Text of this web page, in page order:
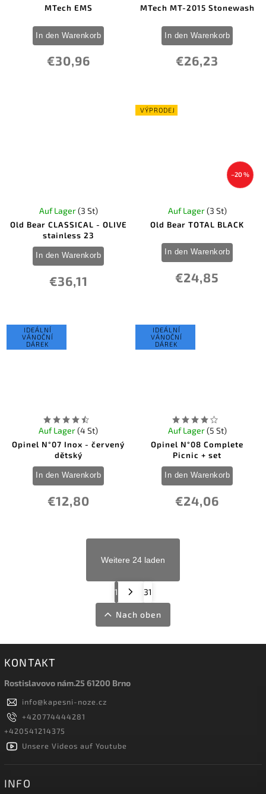
MTech EMS
€30,96
In den Warenkorb
MTech MT-2015 Stonewash
€26,23
In den Warenkorb
Old Bear CLASSICAL - OLIVE
stainless 23
Auf Lager(3 St)
€36,11
In den Warenkorb
VÝPRODEJ
–20 %
Old Bear TOTAL BLACK
Auf Lager(3 St)
€24,85
In den Warenkorb
IDEÁLNÍ
VÁNOČNÍ
DÁREK
Opinel N°07 Inox - červený
dětský
Auf Lager(4 St)
€12,80
In den Warenkorb
IDEÁLNÍ
VÁNOČNÍ
DÁREK
Opinel N°08 Complete
Picnic + set
Auf Lager(5 St)
€24,06
In den Warenkorb
Weitere 24 laden
1 31
Nach oben
KONTAKT
Rostislavovo nám.25 61200 Brno
info@kapesni-noze.cz
+420774444281
+420541214375
Unsere Videos auf Youtube
INFO